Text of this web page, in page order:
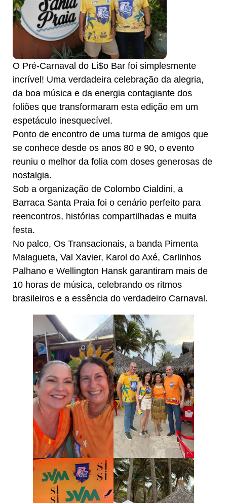
O Pré-Carnaval do Li$o Bar foi simplesmente
incrível! Uma verdadeira celebração da alegria,
da boa música e da energia contagiante dos
foliões que transformaram esta edição em um
espetáculo inesquecível.
Ponto de encontro de uma turma de amigos que
se conhece desde os anos 80 e 90, o evento
reuniu o melhor da folia com doses generosas de
nostalgia.
Sob a organização de Colombo Cialdini, a
Barraca Santa Praia foi o cenário perfeito para
reencontros, histórias compartilhadas e muita
festa.
No palco, Os Transacionais, a banda Pimenta
Malagueta, Val Xavier, Karol do Axé, Carlinhos
Palhano e Wellington Hansk garantiram mais de
10 horas de música, celebrando os ritmos
brasileiros e a essência do verdadeiro Carnaval.